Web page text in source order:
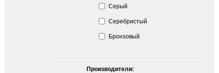
Серый
Серебристый
Бронзовый
Производители: